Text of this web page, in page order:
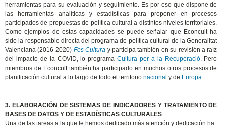
herramientas para su evaluación y seguimiento. Es por eso que dispone de
las herramientas analíticas y estadísticas para proponer en procesos
participados de propuestas de política cultural a distintos niveles territoriales.
Como ejemplos de estas capacidades se puede señalar que Econcult ha
sido la responsable directa del programa de política cultural de la Generalitat
Valenciana (2016-2020) Fes Cultura y participa también en su revisión a raíz
del impacto de la COVID, lo programaCultura per a la Recuperació. Pero
miembros de Econcult también ha participado en muchos otros procesos de
planificación cultural a lo largo de todo el territorionacional y de Europa
3. ELABORACIÓN DE SISTEMAS DE INDICADORES Y TRATAMIENTO DE
BASES DE DATOS Y DE ESTADÍSTICAS CULTURALES
Una de las tareas a la que le hemos dedicado más atención y dedicación ha